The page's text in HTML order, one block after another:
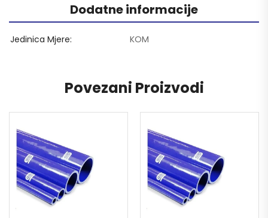
Dodatne informacije
Jedinica Mjere KOM
Povezani Proizvodi